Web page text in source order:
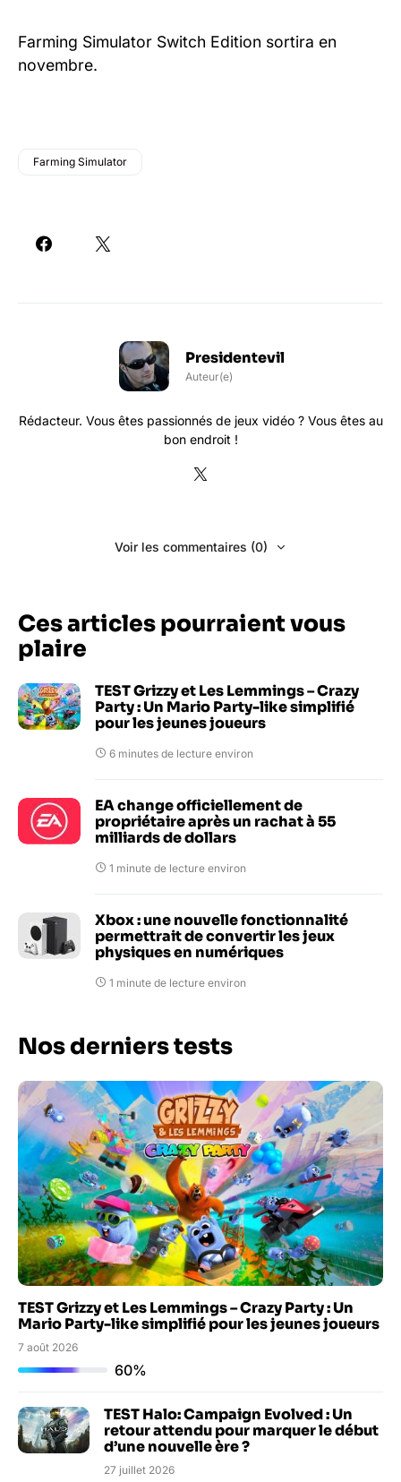
Farming Simulator Switch Edition sortira en
novembre.
Farming Simulator
Presidentevil
Auteur(e)
Rédacteur. Vous êtes passionnés de jeux vidéo ? Vous êtes au
bon endroit !
Voir les commentaires (0)
Ces articles pourraient vous
plaire
TEST Grizzy et Les Lemmings – Crazy
Party : Un Mario Party-like simplifié
pour les jeunes joueurs
6 minutes de lecture environ
EA change officiellement de
propriétaire après un rachat à 55
milliards de dollars
1 minute de lecture environ
Xbox : une nouvelle fonctionnalité
permettrait de convertir les jeux
physiques en numériques
1 minute de lecture environ
Nos derniers tests
TEST Grizzy et Les Lemmings – Crazy Party : Un
Mario Party-like simplifié pour les jeunes joueurs
7 août 2026
60%
TEST Halo: Campaign Evolved : Un
retour attendu pour marquer le début
d’une nouvelle ère ?
27 juillet 2026